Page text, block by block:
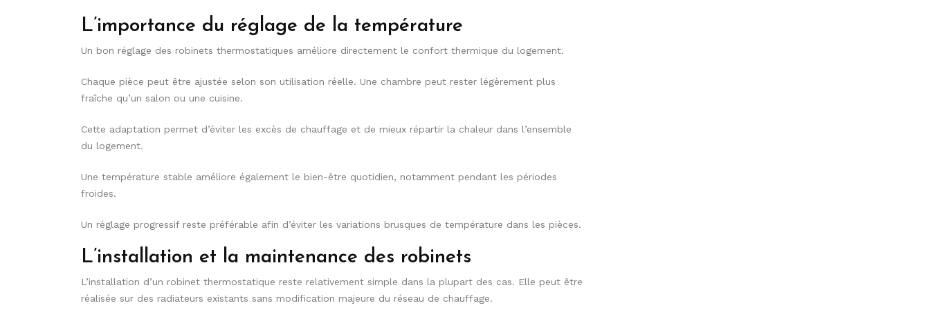
L’importance du réglage de la température
Un bon réglage des robinets thermostatiques améliore directement le confort thermique du logement.
Chaque pièce peut être ajustée selon son utilisation réelle. Une chambre peut rester légèrement plus
fraîche qu’un salon ou une cuisine.
Cette adaptation permet d’éviter les excès de chauffage et de mieux répartir la chaleur dans l’ensemble
du logement.
Une température stable améliore également le bien-être quotidien, notamment pendant les périodes
froides.
Un réglage progressif reste préférable afin d’éviter les variations brusques de température dans les pièces.
L’installation et la maintenance des robinets
L’installation d’un robinet thermostatique reste relativement simple dans la plupart des cas. Elle peut être
réalisée sur des radiateurs existants sans modification majeure du réseau de chauffage.